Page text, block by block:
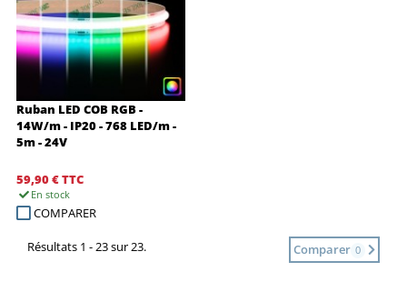
Ruban LED COB RGB -
14W/m - IP20 - 768 LED/m -
5m - 24V
59,90 €TTC
En stock
COMPARER
Comparer 0
Résultats 1 - 23 sur 23.